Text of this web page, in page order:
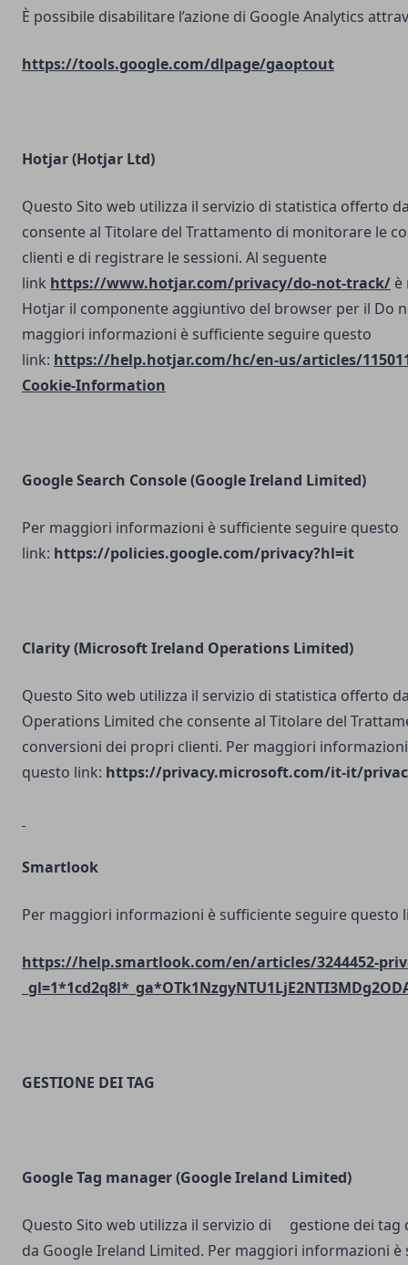
È possibile disabilitare l’azione di Google Analytics
https://tools.google.com/dlpage/gaoptout
Hotjar (Hotjar Ltd)
Questo Sito web utilizza il servizio di statistica offerto
consente al Titolare del Trattamento di monitorare le
clienti e di registrare le sessioni. Al seguente
link https://www.hotjar.com/privacy/do-not-track/ è
Hotjar il componente aggiuntivo del browser per il Do
maggiori informazioni è sufficiente seguire questo
link: https://help.hotjar.com/hc/en-us/articles/
Cookie-Information
Google Search Console(Google Ireland Limited)
Per maggiori informazioni è sufficiente seguire questo
link: https://policies.google.com/privacy?hl=it
Clarity (Microsoft Ireland Operations Limited)
Questo Sito web utilizza il servizio di statistica offerto
Operations Limited che consente al Titolare del
conversioni dei propri clienti. Per maggiori
questo link: https://privacy.microsoft.com/it-it/
Smartlook
Per maggiori informazioni è sufficiente seguire questo
https://help.smartlook.com/en/articles/3244452-
GESTIONE DEI TAG
Google Tag manager (Google Ireland Limited)
Questo Sito web utilizza il servizio di gestione dei tag
da Google Ireland Limited. Per maggiori informazioni